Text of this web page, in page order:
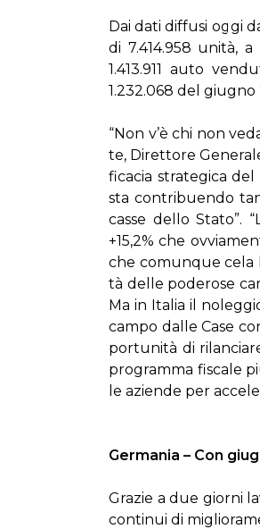
Dai da­ti dif­fu­si og­gi
di 7.414.958 uni­tà,
1.413.911 au­to
1.232.068 del giu­gno
“Non v’è chi non
te, Di­ret­to­re
fi­ca­cia stra­te­gi­ca
sta con­tri­buen­do
cas­se del­lo Sta­to”.
+15,2% che
che co­mun­que ce­la
tà del­le po­de­ro­se
Ma in Ita­lia il
cam­po dal­le Ca­se
por­tu­ni­tà di
pro­gram­ma fi­sca­le
le azien­de per
Ger­ma­nia – Con
Gra­zie a due gior­ni
con­ti­nui di